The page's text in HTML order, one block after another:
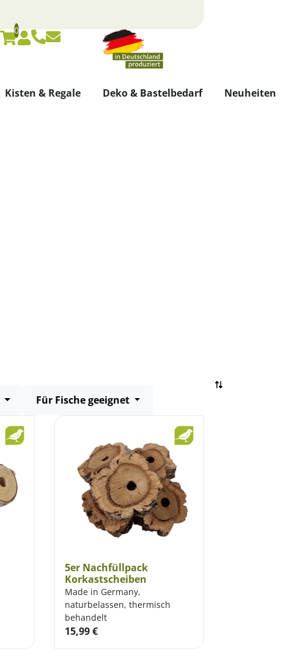
0
Warenkorb
Konto
Kisten & Regale Deko & Bastelbedarf Neuheiten
Für Fische geeignet
5er Nachfüllpack
Korkastscheiben
Made in Germany,
naturbelassen, thermisch
behandelt
15,99€